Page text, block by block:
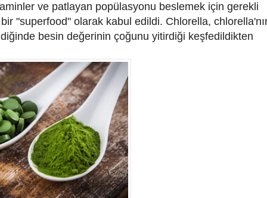
ve patlayan popülasyonu beslemek için gerekli
"superfood" olarak kabul edildi. Chlorella,
besin değerinin çoğunu yitirdiği keşfedildikten